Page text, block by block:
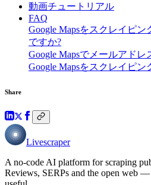
動画チュートリアル
FAQ
Google Mapsをスクレイピ
ですか?
Google Mapsでメールアド
Google Mapsをスクレイピ
Share
Livescraper
A no-code AI platform for scraping
Reviews, SERPs and the open web